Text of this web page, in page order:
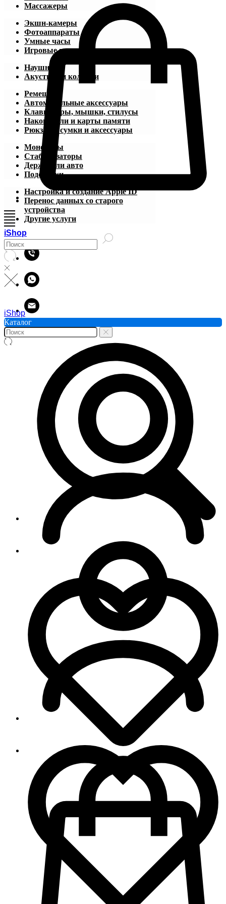
iShop
Массажеры
Экшн-камеры
Фотоаппараты
Умные часы
Игровые приставки
Наушники
Акустика и колонки
Ремешки
Автомобильные аксессуары
Клавиатуры, мышки, стилусы
Накопители и карты памяти
Рюкзаки, сумки и аксессуары
Моноподы
Стабилизаторы
Держатели авто
Подставки
Настройка и создание Apple ID
Перенос данных со старого
устройства
Другие услуги
iShop
Каталог